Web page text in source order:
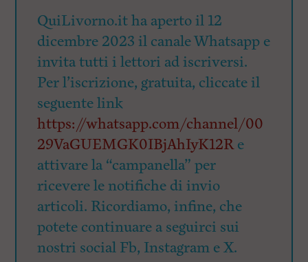
QuiLivorno.it ha aperto il 12
dicembre 2023 il canale Whatsapp e
invita tutti i lettori ad iscriversi.
Per l’iscrizione, gratuita, cliccate il
seguente link
https://whatsapp.com/channel/00
29VaGUEMGK0IBjAhIyK12Re
attivare la “campanella” per
ricevere le notifiche di invio
articoli. Ricordiamo, infine, che
potete continuare a seguirci sui
nostri social Fb, Instagram e X.